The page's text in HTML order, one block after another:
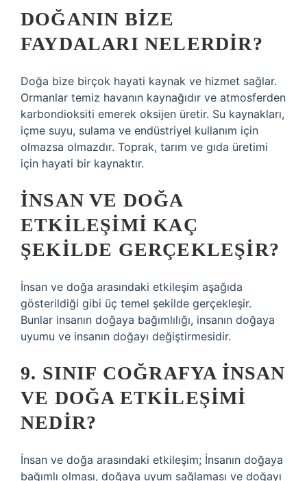
DOĞANIN BIZE
FAYDALARI NELERDIR?
Doğa bize birçok hayati kaynak ve hizmet sağlar.
Ormanlar temiz havanın kaynağıdır ve atmosferden
karbondioksiti emerek oksijen üretir. Su kaynakları,
içme suyu, sulama ve endüstriyel kullanım için
olmazsa olmazdır. Toprak, tarım ve gıda üretimi
için hayati bir kaynaktır.
İNSAN VE DOĞA
ETKILEŞIMI KAÇ
ŞEKILDE GERÇEKLEŞIR?
İnsan ve doğa arasındaki etkileşim aşağıda
gösterildiği gibi üç temel şekilde gerçekleşir.
Bunlar insanın doğaya bağımlılığı, insanın doğaya
uyumu ve insanın doğayı değiştirmesidir.
9. SINIF COĞRAFYA INSAN
VE DOĞA ETKILEŞIMI
NEDIR?
İnsan ve doğa arasındaki etkileşim; İnsanın doğaya
bağımlı olması, doğaya uyum sağlaması ve doğayı